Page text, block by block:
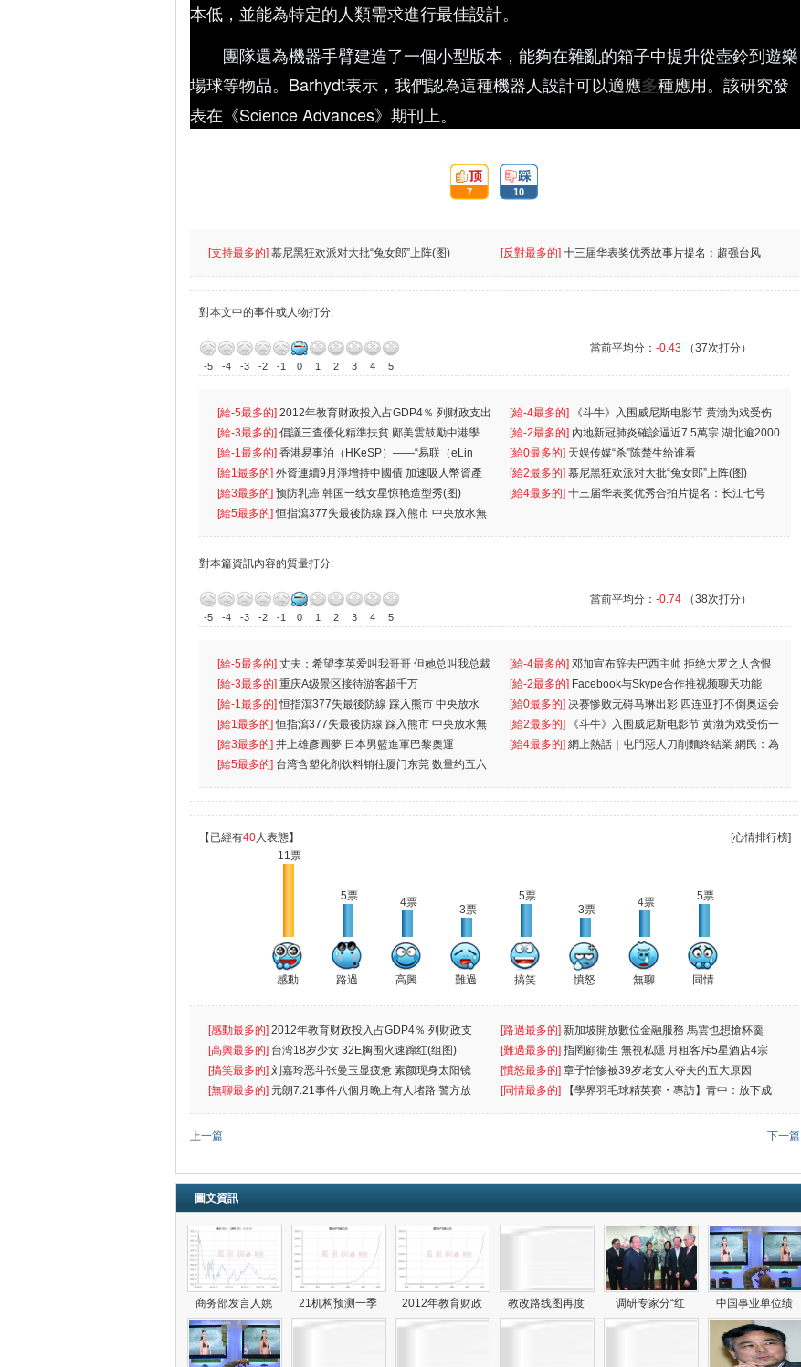
本低，並能為特定的人類需求進行最佳設計。
團隊還為機器手臂建造了一個小型版本，能夠在雜亂的箱子中提升從壺鈴到遊樂
場球等物品。Barhydt表示，我們認為這種機器人設計可以適應多種應用。該研究發
表在《Science Advances》期刊上。
頂:
7
踩:
10
[支持最多的] 慕尼黑狂欢派对大批“兔女郎”上阵(图) [反對最多的] 十三届华表奖优秀故事片提名：超强台风
對本文中的事件或人物打分:
-5 -4 -3 -2 -1 0 1 2 3 4 5
當前平均分： -0.43 （37次打分）
[給-5最多的] 2012年教育财政投入占GDP4％ 列财政支出
首位
[給-4最多的]
《斗牛》入围威尼斯电影节 黄渤为戏受伤
一
[給-3最多的] 倡議三查優化精準扶貧 鄺美雲鼓勵中港學
生
[給-2最多的] 內地新冠肺炎確診逼近7.5萬宗 湖北逾2000
人
[給-1最多的] 香港易事泊（HKeSP）——“易联（eLin
k）”项目
[給0最多的] 天娱传媒“杀”陈楚生给谁看
[給1最多的] 外資連續9月淨增持中國債 加速吸人幣資產 [給2最多的] 慕尼黑狂欢派对大批“兔女郎”上阵(图)
[給3最多的] 预防乳癌 韩国一线女星惊艳造型秀(图) [給4最多的] 十三届华表奖优秀合拍片提名：长江七号
[給5最多的]恒指瀉377失最後防線 踩入熊市 中央放水無
對本篇資訊內容的質量打分:
-5 -4 -3 -2 -1 0 1 2 3 4 5
當前平均分： -0.74 （38次打分）
[給-5最多的] 丈夫：希望李英爱叫我哥哥 但她总叫我总裁
先
[給-4最多的] 邓加宣布辞去巴西主帅 拒绝大罗之人含恨
离
[給-3最多的] 重庆A级景区接待游客超千万 [給-2最多的] Facebook与Skype合作推视频聊天功能
[給-1最多的]恒指瀉377失最後防線 踩入熊市 中央放水
無
[給0最多的] 决赛惨败无碍马琳出彩 四连亚打不倒奥运会
[給1最多的]恒指瀉377失最後防線 踩入熊市 中央放水無 [給2最多的]
《斗牛》入围威尼斯电影节 黄渤为戏受伤一
[給3最多的] 井上雄彥圓夢 日本男籃進軍巴黎奧運 [給4最多的] 網上熱話｜屯門惡人刀削麵終結業 網民：為
[給5最多的] 台湾含塑化剂饮料销往厦门东莞 数量约五六
[心情排行榜]
【已經有40人表態】
11票
感動
5票
路過
4票
高興
3票
難過
5票
搞笑
3票
憤怒
4票
無聊
5票
同情
[感動最多的] 2012年教育财政投入占GDP4％ 列财政支
出首位
[路過最多的] 新加坡開放數位金融服務 馬雲也想搶杯羹
[高興最多的] 台湾18岁少女 32E胸围火速蹿红(组图) [難過最多的] 指罔顧衞生 無視私隱 月租客斥5星酒店4宗
罪
[搞笑最多的] 刘嘉玲恶斗张曼玉显疲惫 素颜现身太阳镜
遮
[憤怒最多的] 章子怡惨被39岁老女人夺夫的五大原因
[無聊最多的] 元朗7.21事件八個月晚上有人堵路 警方放
催
[同情最多的]
【學界羽毛球精英賽・專訪】青中：放下成
敗
上一篇
下一篇
圖文資訊
商务部发言人姚 21机构预测一季 2012年教育财政 教改路线图再度 调研专家分“红 中国事业单位绩